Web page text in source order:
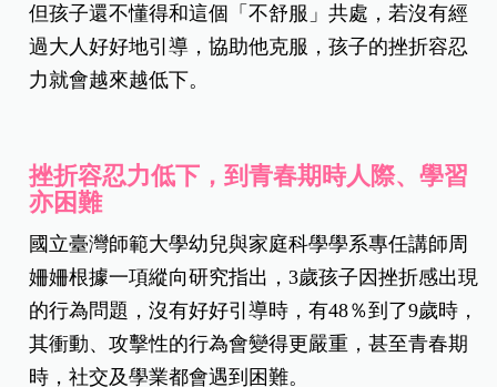
但孩子還不懂得和這個「不舒服」共處，若沒有經
過大人好好地引導，協助他克服，孩子的挫折容忍
力就會越來越低下。
挫折容忍力低下，到青春期時人際、學習
亦困難
國立臺灣師範大學幼兒與家庭科學學系專任講師周
姍姍根據一項縱向研究指出，3歲孩子因挫折感出現
的行為問題，沒有好好引導時，有48％到了9歲時，
其衝動、攻擊性的行為會變得更嚴重，甚至青春期
時，社交及學業都會遇到困難。